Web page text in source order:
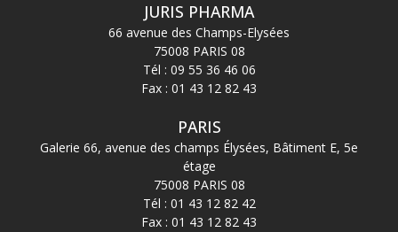
JURIS PHARMA
66 avenue des Champs-Elysées
75008 PARIS 08
Tél : 09 55 36 46 06
Fax : 01 43 12 82 43
PARIS
Galerie 66, avenue des champs Élysées, Bâtiment E, 5e
étage
75008 PARIS 08
Tél : 01 43 12 82 42
Fax : 01 43 12 82 43